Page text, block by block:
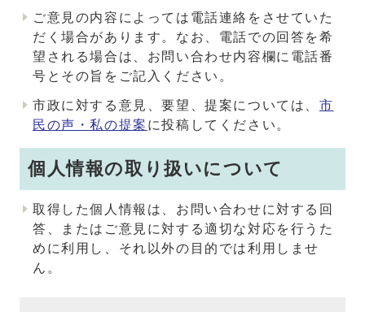
ご意見の内容によっては電話連絡をさせていた
だく場合があります。なお、電話での回答を希
望される場合は、お問い合わせ内容欄に電話番
号とその旨をご記入ください。
市政に対する意見、要望、提案については、 市
民の声・私の提案 に投稿してください。
個人情報の取り扱いについて
取得した個人情報は、お問い合わせに対する回
答、またはご意見に対する適切な対応を行うた
めに利用し、それ以外の目的では利用しませ
ん。